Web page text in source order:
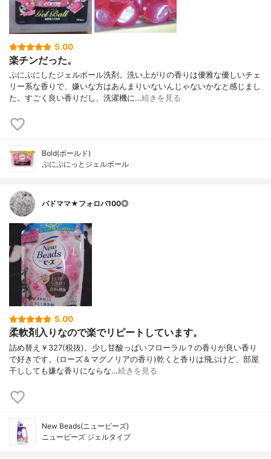
5.00
楽チンだった。
ぷにぷにしたジェルボール洗剤。洗い上がりの香りは優雅な優しいチェ
リー系な香りで、嫌いな方はあんまりいないんじゃないかなと感じまし
た。すごく良い香りだし、洗濯機に…続きを見る
Bold(ボールド)
ぷにぷにっとジェルボール
バドママ★フォロバ100◎
5.00
柔軟剤入りなので楽でリピートしています。
詰め替え￥327(税抜)。少し甘酸っぱいフローラル？の香りが良い香り
で好きです。(ローズ＆マグノリアの香り)乾くと香りは飛ぶけど、部屋
干ししても嫌な香りにならな…続きを見る
New Beads(ニュービーズ)
ニュービーズ ジェルタイプ